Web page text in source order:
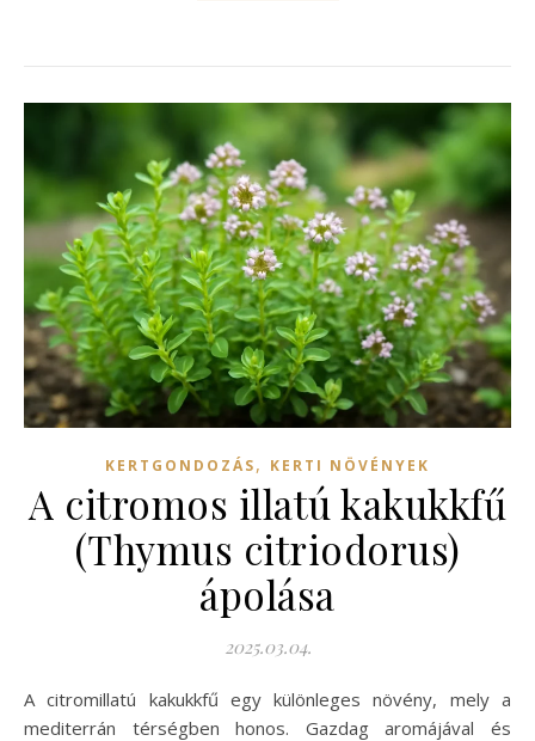
KERTGONDOZÁS, KERTI NÖVÉNYEK
A citromos illatú kakukkfű
(Thymus citriodorus)
ápolása
2025.03.04.
A citromillatú kakukkfű egy különleges növény, mely a
mediterrán térségben honos. Gazdag aromájával és